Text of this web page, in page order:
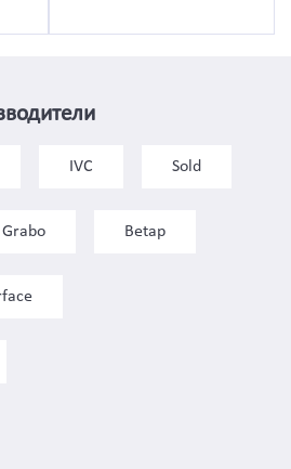
IVC Sold
Grabo Betap